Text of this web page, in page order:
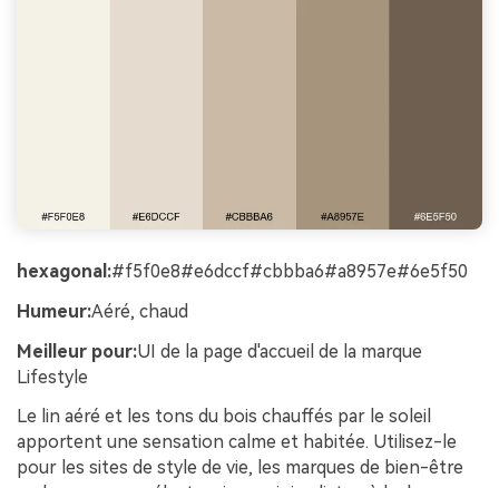
hexagonal:#f5f0e8#e6dccf#cbbba6#a8957e#6e5f50
Humeur:Aéré, chaud
Meilleur pour:UI de la page d'accueil de la marque
Lifestyle
Le lin aéré et les tons du bois chauffés par le soleil
apportent une sensation calme et habitée. Utilisez-le
pour les sites de style de vie, les marques de bien-être